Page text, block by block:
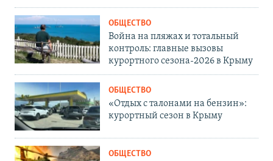
ОБЩЕСТВО
Война на пляжах и тотальный
контроль: главные вызовы
курортного сезона-2026 в Крыму
ОБЩЕСТВО
«Отдых с талонами на бензин»:
курортный сезон в Крыму
ОБЩЕСТВО